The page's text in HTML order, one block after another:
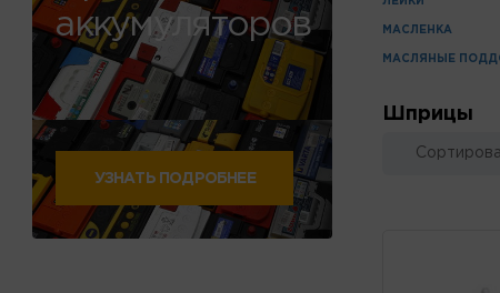
аккумуляторов
УЗНАТЬ ПОДРОБНЕЕ
МАСЛЕНКА
МАСЛЯНЫЕ
Шприцы